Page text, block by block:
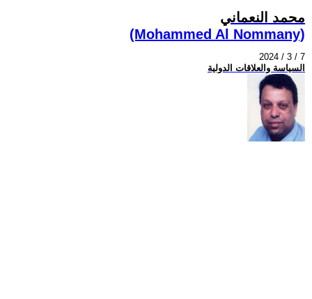
محمد النعماني
(Mohammed Al Nommany)
2024 / 3 / 7
السياسة والعلاقات الدولية